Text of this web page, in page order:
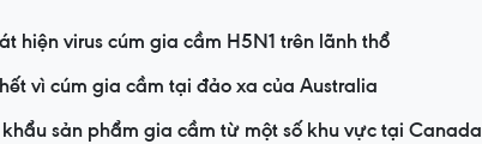
hiện virus cúm gia cầm H5N1 trên lãnh thổ
vì cúm gia cầm tại đảo xa của Australia
sản phẩm gia cầm từ một số khu vực tại Canada